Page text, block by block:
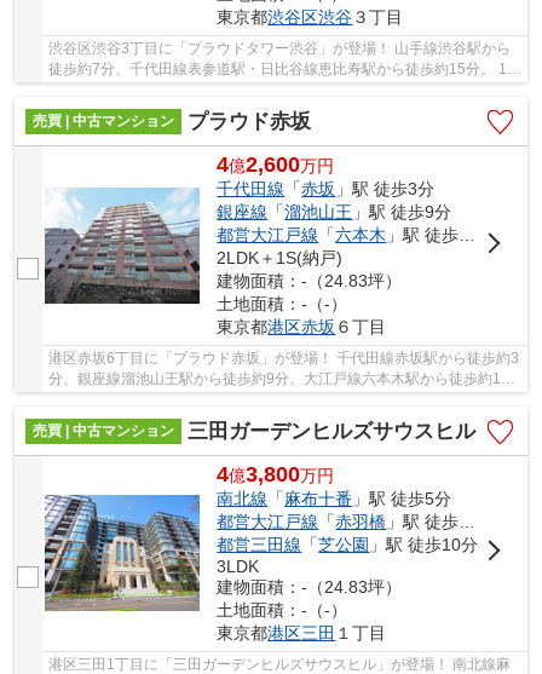
東京都渋谷区渋谷３丁目
渋谷区渋谷3丁目に「プラウドタワー渋谷」が登場！ 山手線渋谷駅から
徒歩約7分、千代田線表参道駅・日比谷線恵比寿駅から徒歩約15分。 11
売買 | 中古マンション
プラウド赤坂
4億2,600万円
千代田線 「赤坂 」駅 徒歩3分
銀座線 「溜池山王 」駅 徒歩9分
都営大江戸線 「六本木 」駅 徒歩11分
2LDK＋1S(納戸)
建物面積：-（24.83坪）
土地面積：-（-）
東京都港区赤坂 ６丁目
港区赤坂6丁目に「プラウド赤坂」が登場！ 千代田線赤坂駅から徒歩約3
分、銀座線溜池山王駅から徒歩約9分、大江戸線六本木駅から徒歩約11
分。 5路線3駅利用可能な大変便利な立地に位置...
売買 | 中古マンション
三田ガーデンヒルズサウスヒル
4億3,800万円
南北線 「麻布十番 」駅 徒歩5分
都営大江戸線 「赤羽橋 」駅 徒歩7分
都営三田線 「芝公園 」駅 徒歩10分
3LDK
建物面積：-（24.83坪）
土地面積：-（-）
東京都港区三田 １丁目
港区三田1丁目に「三田ガーデンヒルズサウスヒル」が登場！ 南北線麻